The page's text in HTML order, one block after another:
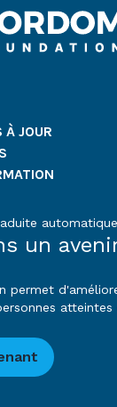
À JOUR
un
permet
atteintes